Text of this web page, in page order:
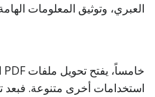
العبري، وتوثيق المعلومات
استخدامات أخرى متنوعة. فبعد